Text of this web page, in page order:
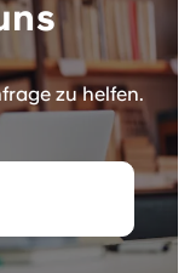
zu helfen.